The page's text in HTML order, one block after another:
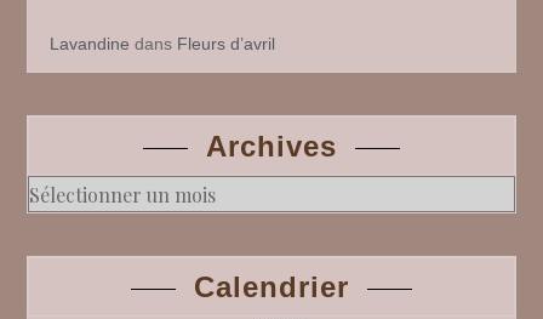
Lavandine dans Fleurs d’avril
Archives
Archives
Calendrier